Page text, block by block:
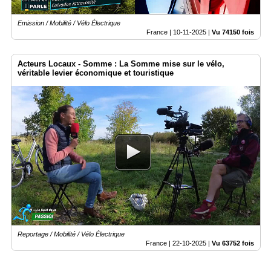
Emission / Mobilité / Vélo Électrique
France | 10-11-2025 | Vu 74150 fois
Acteurs Locaux - Somme : La Somme mise sur le vélo,
véritable levier économique et touristique
Reportage / Mobilité / Vélo Électrique
France | 22-10-2025 | Vu 63752 fois